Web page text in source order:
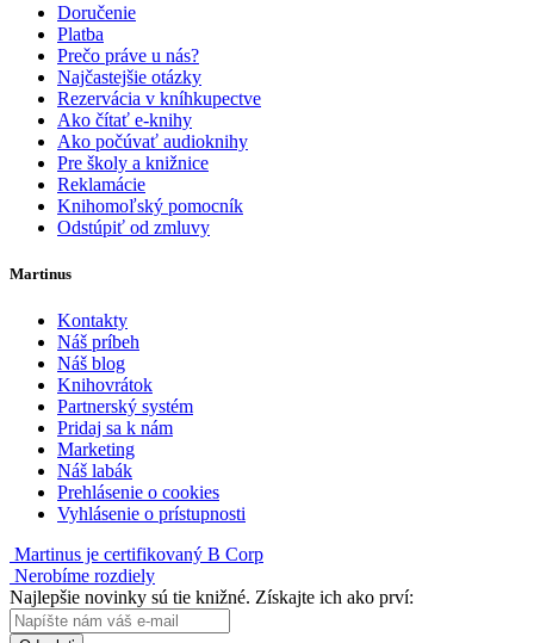
Doručenie
Platba
Prečo práve u nás?
Najčastejšie otázky
Rezervácia v kníhkupectve
Ako čítať e-knihy
Ako počúvať audioknihy
Pre školy a knižnice
Reklamácie
Knihomoľský pomocník
Odstúpiť od zmluvy
Martinus
Kontakty
Náš príbeh
Náš blog
Knihovrátok
Partnerský systém
Pridaj sa k nám
Marketing
Náš labák
Prehlásenie o cookies
Vyhlásenie o prístupnosti
Martinus je certifikovaný B Corp
Nerobíme rozdiely
Najlepšie novinky sú tie knižné. Získajte ich ako prví: